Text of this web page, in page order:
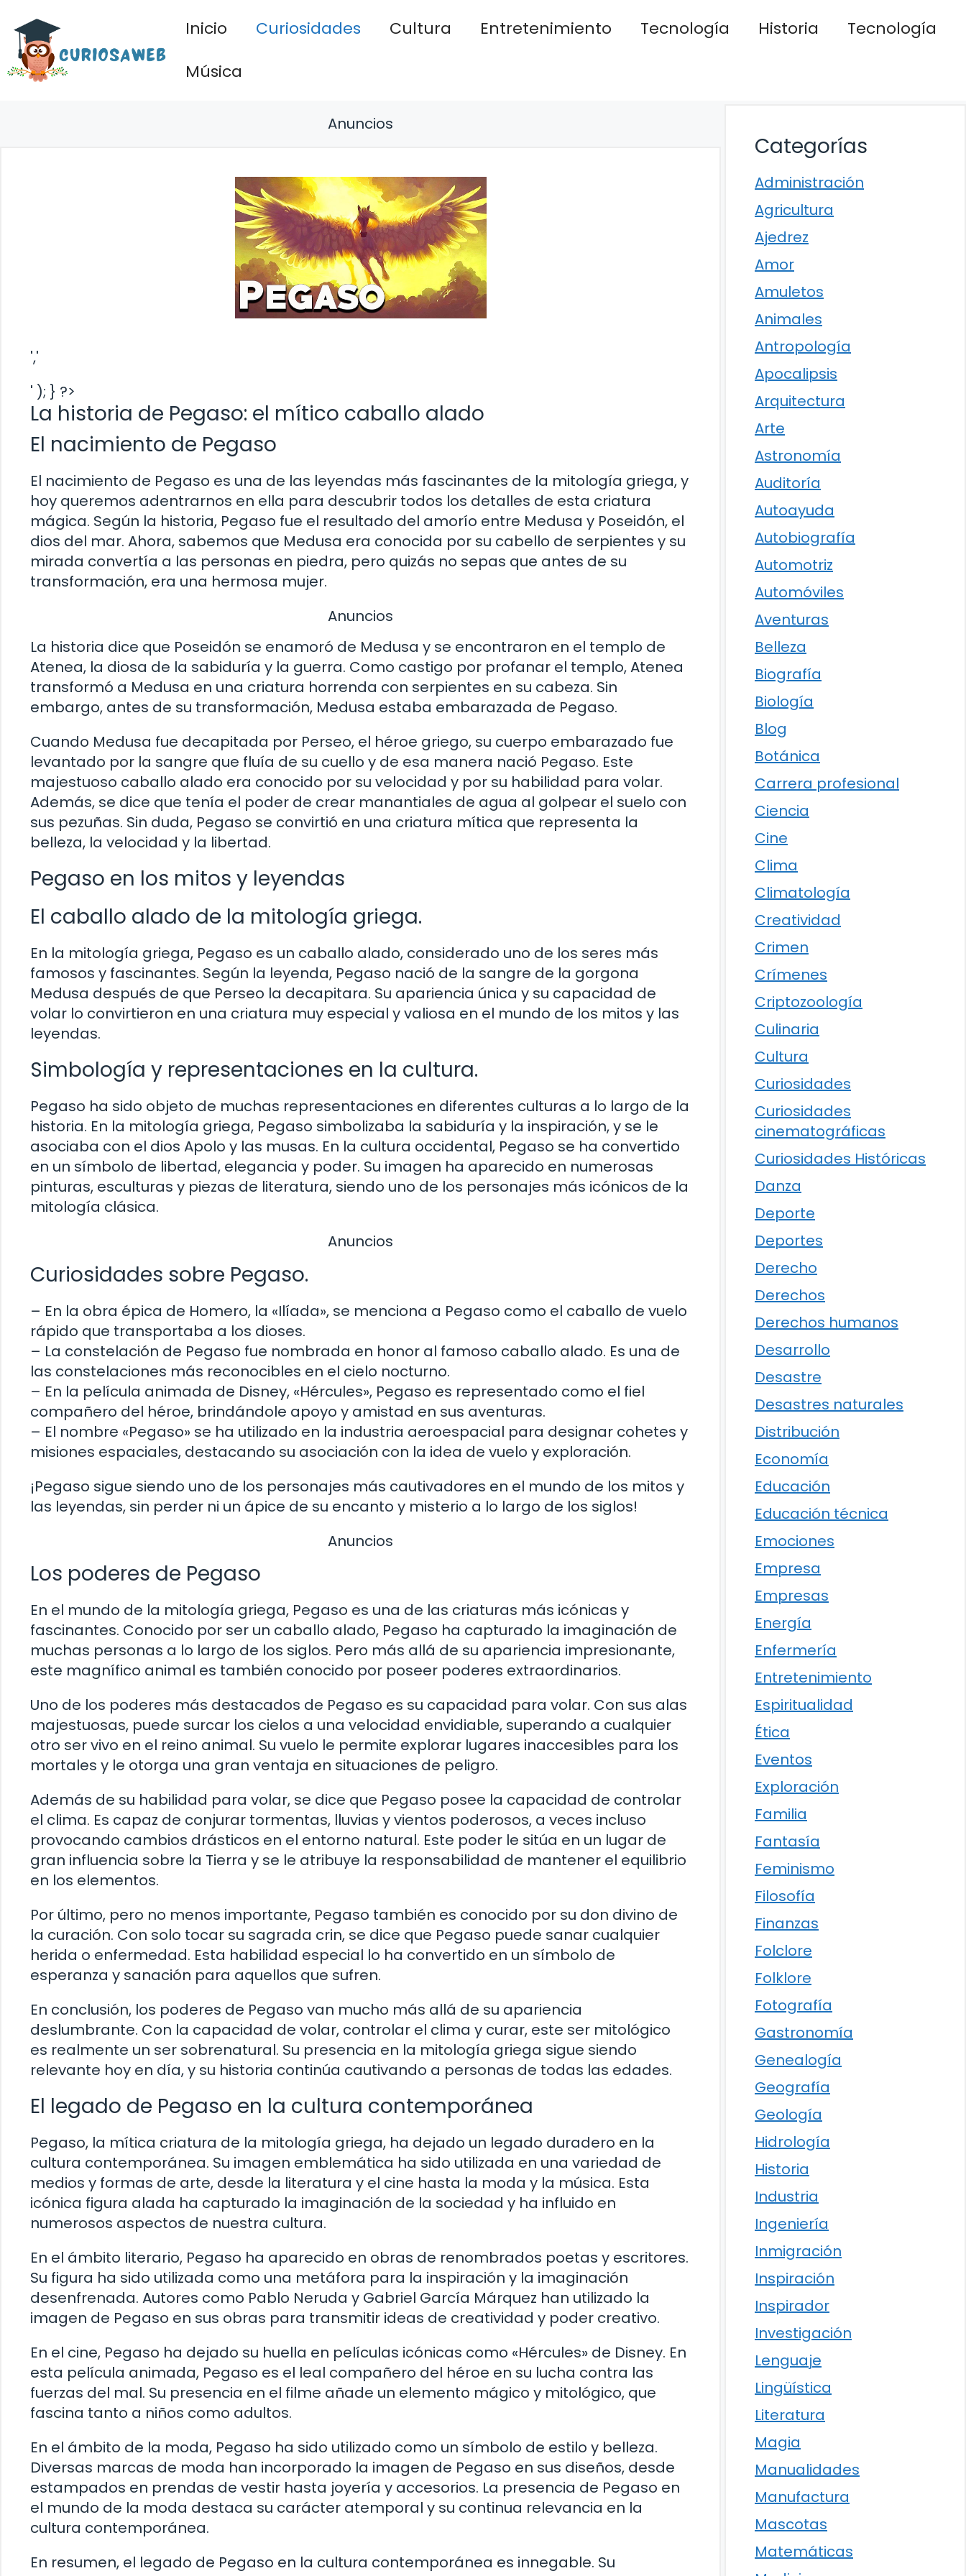
contenido
Inicio Curiosidades Cultura Entretenimiento Tecnología Historia
Tecnología
Música
Anuncios
','
' ); } ?>
La historia de Pegaso: el mítico caballo alado
El nacimiento de Pegaso
El nacimiento de Pegaso es una de las leyendas más fascinantes de la mitología griega, y
hoy queremos adentrarnos en ella para descubrir todos los detalles de esta criatura
mágica. Según la historia, Pegaso fue el resultado del amorío entre Medusa y Poseidón, el
dios del mar. Ahora, sabemos que Medusa era conocida por su cabello de serpientes y su
mirada convertía a las personas en piedra, pero quizás no sepas que antes de su
transformación, era una hermosa mujer.
Anuncios
La historia dice que Poseidón se enamoró de Medusa y se encontraron en el templo de
Atenea, la diosa de la sabiduría y la guerra. Como castigo por profanar el templo, Atenea
transformó a Medusa en una criatura horrenda con serpientes en su cabeza. Sin
embargo, antes de su transformación, Medusa estaba embarazada de Pegaso.
Cuando Medusa fue decapitada por Perseo, el héroe griego, su cuerpo embarazado fue
levantado por la sangre que fluía de su cuello y de esa manera nació Pegaso. Este
majestuoso caballo alado era conocido por su velocidad y por su habilidad para volar.
Además, se dice que tenía el poder de crear manantiales de agua al golpear el suelo con
sus pezuñas. Sin duda, Pegaso se convirtió en una criatura mítica que representa la
belleza, la velocidad y la libertad.
Pegaso en los mitos y leyendas
El caballo alado de la mitología griega.
En la mitología griega, Pegaso es un caballo alado, considerado uno de los seres más
famosos y fascinantes. Según la leyenda, Pegaso nació de la sangre de la gorgona
Medusa después de que Perseo la decapitara. Su apariencia única y su capacidad de
volar lo convirtieron en una criatura muy especial y valiosa en el mundo de los mitos y las
leyendas.
Simbología y representaciones en la cultura.
Pegaso ha sido objeto de muchas representaciones en diferentes culturas a lo largo de la
historia. En la mitología griega, Pegaso simbolizaba la sabiduría y la inspiración, y se le
asociaba con el dios Apolo y las musas. En la cultura occidental, Pegaso se ha convertido
en un símbolo de libertad, elegancia y poder. Su imagen ha aparecido en numerosas
pinturas, esculturas y piezas de literatura, siendo uno de los personajes más icónicos de la
mitología clásica.
Anuncios
Curiosidades sobre Pegaso.
– En la obra épica de Homero, la «Ilíada», se menciona a Pegaso como el caballo de vuelo
rápido que transportaba a los dioses.
– La constelación de Pegaso fue nombrada en honor al famoso caballo alado. Es una de
las constelaciones más reconocibles en el cielo nocturno.
– En la película animada de Disney, «Hércules», Pegaso es representado como el fiel
compañero del héroe, brindándole apoyo y amistad en sus aventuras.
– El nombre «Pegaso» se ha utilizado en la industria aeroespacial para designar cohetes y
misiones espaciales, destacando su asociación con la idea de vuelo y exploración.
¡Pegaso sigue siendo uno de los personajes más cautivadores en el mundo de los mitos y
las leyendas, sin perder ni un ápice de su encanto y misterio a lo largo de los siglos!
Anuncios
Los poderes de Pegaso
En el mundo de la mitología griega, Pegaso es una de las criaturas más icónicas y
fascinantes. Conocido por ser un caballo alado, Pegaso ha capturado la imaginación de
muchas personas a lo largo de los siglos. Pero más allá de su apariencia impresionante,
este magnífico animal es también conocido por poseer poderes extraordinarios.
Uno de los poderes más destacados de Pegaso es su capacidad para volar. Con sus alas
majestuosas, puede surcar los cielos a una velocidad envidiable, superando a cualquier
otro ser vivo en el reino animal. Su vuelo le permite explorar lugares inaccesibles para los
mortales y le otorga una gran ventaja en situaciones de peligro.
Además de su habilidad para volar, se dice que Pegaso posee la capacidad de controlar
el clima. Es capaz de conjurar tormentas, lluvias y vientos poderosos, a veces incluso
provocando cambios drásticos en el entorno natural. Este poder le sitúa en un lugar de
gran influencia sobre la Tierra y se le atribuye la responsabilidad de mantener el equilibrio
en los elementos.
Por último, pero no menos importante, Pegaso también es conocido por su don divino de
la curación. Con solo tocar su sagrada crin, se dice que Pegaso puede sanar cualquier
herida o enfermedad. Esta habilidad especial lo ha convertido en un símbolo de
esperanza y sanación para aquellos que sufren.
En conclusión, los poderes de Pegaso van mucho más allá de su apariencia
deslumbrante. Con la capacidad de volar, controlar el clima y curar, este ser mitológico
es realmente un ser sobrenatural. Su presencia en la mitología griega sigue siendo
relevante hoy en día, y su historia continúa cautivando a personas de todas las edades.
El legado de Pegaso en la cultura contemporánea
Pegaso, la mítica criatura de la mitología griega, ha dejado un legado duradero en la
cultura contemporánea. Su imagen emblemática ha sido utilizada en una variedad de
medios y formas de arte, desde la literatura y el cine hasta la moda y la música. Esta
icónica figura alada ha capturado la imaginación de la sociedad y ha influido en
numerosos aspectos de nuestra cultura.
En el ámbito literario, Pegaso ha aparecido en obras de renombrados poetas y escritores.
Su figura ha sido utilizada como una metáfora para la inspiración y la imaginación
desenfrenada. Autores como Pablo Neruda y Gabriel García Márquez han utilizado la
imagen de Pegaso en sus obras para transmitir ideas de creatividad y poder creativo.
En el cine, Pegaso ha dejado su huella en películas icónicas como «Hércules» de Disney. En
esta película animada, Pegaso es el leal compañero del héroe en su lucha contra las
fuerzas del mal. Su presencia en el filme añade un elemento mágico y mitológico, que
fascina tanto a niños como adultos.
En el ámbito de la moda, Pegaso ha sido utilizado como un símbolo de estilo y belleza.
Diversas marcas de moda han incorporado la imagen de Pegaso en sus diseños, desde
estampados en prendas de vestir hasta joyería y accesorios. La presencia de Pegaso en
el mundo de la moda destaca su carácter atemporal y su continua relevancia en la
cultura contemporánea.
En resumen, el legado de Pegaso en la cultura contemporánea es innegable. Su
Categorías
Administración
Agricultura
Ajedrez
Amor
Amuletos
Animales
Antropología
Apocalipsis
Arquitectura
Arte
Astronomía
Auditoría
Autoayuda
Autobiografía
Automotriz
Automóviles
Aventuras
Belleza
Biografía
Biología
Blog
Botánica
Carrera profesional
Ciencia
Cine
Clima
Climatología
Creatividad
Crimen
Crímenes
Criptozoología
Culinaria
Cultura
Curiosidades
Curiosidades
cinematográficas
Curiosidades Históricas
Danza
Deporte
Deportes
Derecho
Derechos
Derechos humanos
Desarrollo
Desastre
Desastres naturales
Distribución
Economía
Educación
Educación técnica
Emociones
Empresa
Empresas
Energía
Enfermería
Entretenimiento
Espiritualidad
Ética
Eventos
Exploración
Familia
Fantasía
Feminismo
Filosofía
Finanzas
Folclore
Folklore
Fotografía
Gastronomía
Genealogía
Geografía
Geología
Hidrología
Historia
Industria
Ingeniería
Inmigración
Inspiración
Inspirador
Investigación
Lenguaje
Lingüística
Literatura
Magia
Manualidades
Manufactura
Mascotas
Matemáticas